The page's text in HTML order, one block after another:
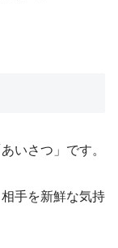
いさつ」です。
手を新鮮な気持